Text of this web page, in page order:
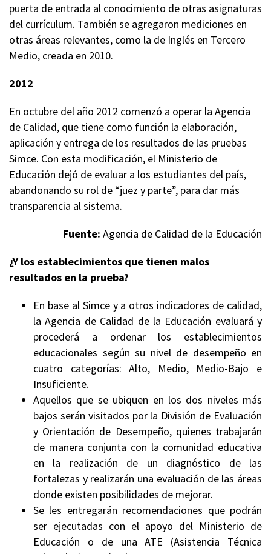
puerta de entrada al conocimiento de otras asignaturas
del currículum. También se agregaron mediciones en
otras áreas relevantes, como la de Inglés en Tercero
Medio, creada en 2010.
2012
En octubre del año 2012 comenzó a operar la Agencia
de Calidad, que tiene como función la elaboración,
aplicación y entrega de los resultados de las pruebas
Simce. Con esta modificación, el Ministerio de
Educación dejó de evaluar a los estudiantes del país,
abandonando su rol de “juez y parte”, para dar más
transparencia al sistema.
Fuente: Agencia de Calidad de la Educación
¿Y los establecimientos que tienen malos
resultados en la prueba?
En base al Simce y a otros indicadores de calidad,
la Agencia de Calidad de la Educación evaluará y
procederá a ordenar los establecimientos
educacionales según su nivel de desempeño en
cuatro categorías: Alto, Medio, Medio-Bajo e
Insuficiente.
Aquellos que se ubiquen en los dos niveles más
bajos serán visitados por la División de Evaluación
y Orientación de Desempeño, quienes trabajarán
de manera conjunta con la comunidad educativa
en la realización de un diagnóstico de las
fortalezas y realizarán una evaluación de las áreas
donde existen posibilidades de mejorar.
Se les entregarán recomendaciones que podrán
ser ejecutadas con el apoyo del Ministerio de
Educación o de una ATE (Asistencia Técnica